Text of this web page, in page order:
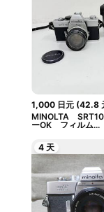
1,000 日元(42.8
MINOLTA
ーOK フィルム...
4 天